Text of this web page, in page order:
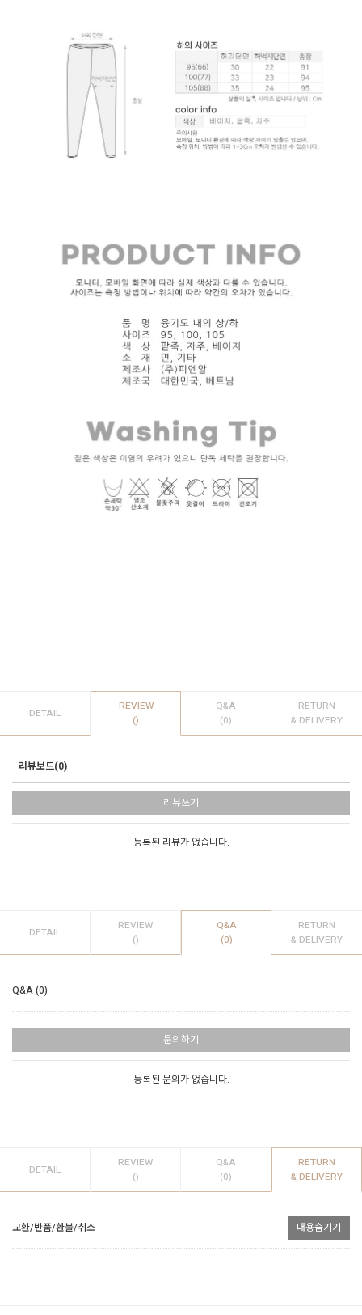
DETAIL
REVIEW
()
Q&A
(0)
RETURN
& DELIVERY
리뷰보드(0)
리뷰쓰기
등록된 리뷰가 없습니다.
DETAIL
REVIEW
()
Q&A
(0)
RETURN
& DELIVERY
Q&A (0)
문의하기
등록된 문의가 없습니다.
DETAIL
REVIEW
()
Q&A
(0)
RETURN
& DELIVERY
교환/반품/환불/취소 내용숨기기